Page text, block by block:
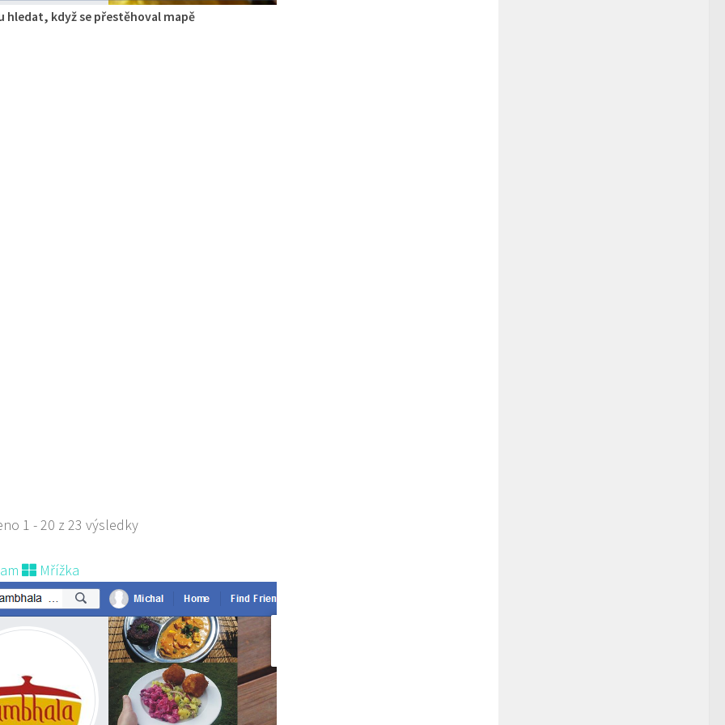
hledat, když se přestěhoval mapě
1 - 20 z 23 výsledky
Mřížka